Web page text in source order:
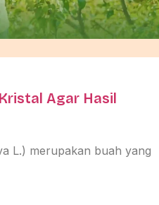
Agar Hasil
L.) merupakan buah yang